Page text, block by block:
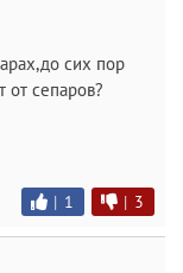
сих пор
сепаров?
| 1 | 3